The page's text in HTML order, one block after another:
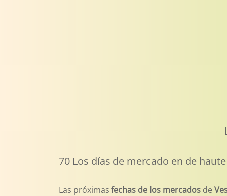
70 Los días de mercado en de
Las próximas fechas de los mercados de